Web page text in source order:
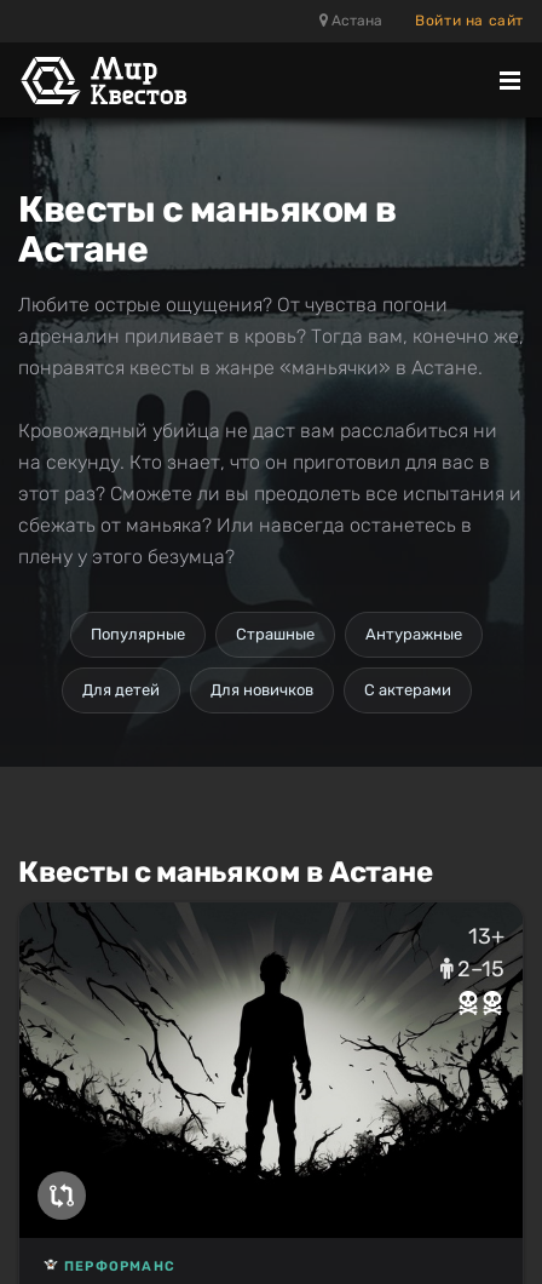
Астана Войти на сайт
Квесты с маньяком в
Астане
Любите острые ощущения? От чувства погони
адреналин приливает в кровь? Тогда вам, конечно же,
понравятся квесты в жанре «маньячки» в Астане.
Кровожадный убийца не даст вам расслабиться ни
на секунду. Кто знает, что он приготовил для вас в
этот раз? Сможете ли вы преодолеть все испытания и
сбежать от маньяка? Или навсегда останетесь в
плену у этого безумца?
Популярные Страшные Антуражные
Для детей Для новичков С актерами
Квесты с маньяком в Астане
13+
2–15
ПЕРФОРМАНС